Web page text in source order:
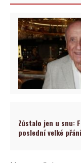
Zůstalo jen u snu:
poslední velké